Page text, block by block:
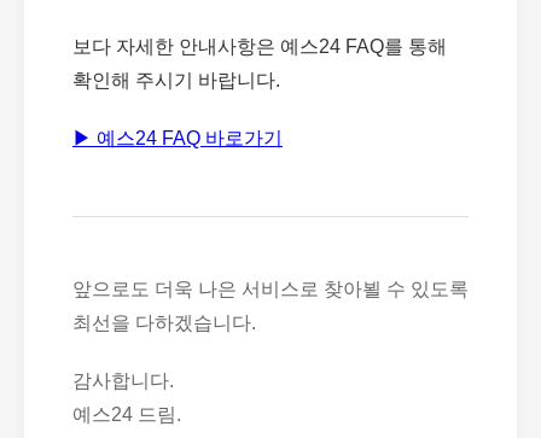
보다 자세한 안내사항은 예스24 FAQ를 통해
확인해 주시기 바랍니다.
▶ 예스24 FAQ 바로가기
앞으로도 더욱 나은 서비스로 찾아뵐 수 있도록
최선을 다하겠습니다.
감사합니다.
예스24 드림.